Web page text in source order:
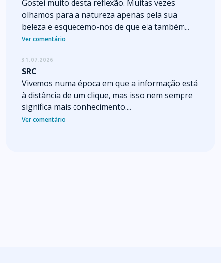
Gostei muito desta reflexão. Muitas vezes
olhamos para a natureza apenas pela sua
beleza e esquecemo-nos de que ela também...
Ver comentário
31.07.2026
SRC
Vivemos numa época em que a informação está
à distância de um clique, mas isso nem sempre
significa mais conhecimento....
Ver comentário